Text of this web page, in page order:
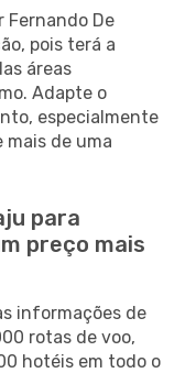
Fernando De
pois terá a
áreas
Adapte o
especialmente
de uma
para
preço mais
informações de
rotas de voo,
hotéis em todo o